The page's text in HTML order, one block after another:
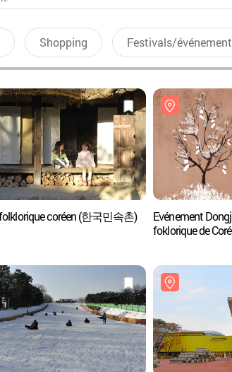
Shopping Festivals/
coréen (한국민속촌)
Evénement
foklorique de